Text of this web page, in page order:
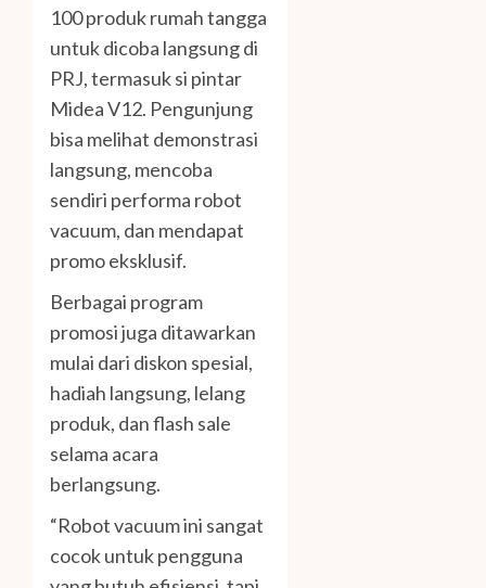
100 produk rumah tangga
untuk dicoba langsung di
PRJ, termasuk si pintar
Midea V12. Pengunjung
bisa melihat demonstrasi
langsung, mencoba
sendiri performa robot
vacuum, dan mendapat
promo eksklusif.
Berbagai program
promosi juga ditawarkan
mulai dari diskon spesial,
hadiah langsung, lelang
produk, dan flash sale
selama acara
berlangsung.
“Robot vacuum ini sangat
cocok untuk pengguna